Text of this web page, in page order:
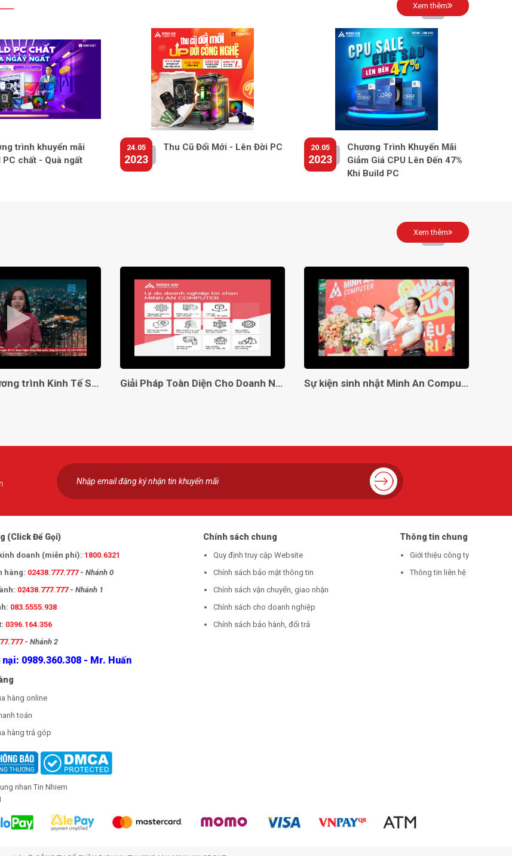
Xem thêm
trình khuyến mãi
PC chất - Quà ngất
24.05
2023
Thu Cũ Đổi Mới - Lên Đời PC 20.05
2023
Chương Trình Khuyến Mãi
Giảm Giá CPU Lên Đến 47%
Khi Build PC
Xem thêm
Lên sóng Chương trình Kinh Tế Số VTC2 Giải Pháp Toàn Diện Cho Doanh Nghiệp Với Minh An Computer! Sự kiện sinh nhật Minh An Computer 8 tuổi
(Click Để Gọi)
doanh (miễn phí): 1800.6321
hàng: 02438.777.777- Nhánh 0
02438.777.777- Nhánh 1
083.5555.938
0396.164.356
- Nhánh 2
nại: 0989.360.308 - Mr. Huấn
Chính sách chung
Quy định truy cập Website
Chính sách bảo mật thông tin
Chính sách vận chuyển, giao nhận
Chính sách cho doanh nghiệp
Chính sách bảo hành, đổi trả
Thông tin chung
Giới thiệu công ty
Thông tin liên hệ
hàng online
toán
hàng trả góp